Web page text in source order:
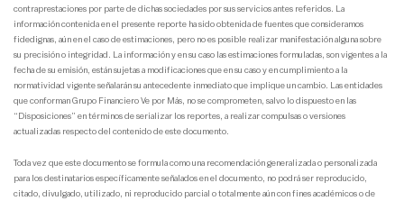
contraprestaciones por parte de dichas sociedades por sus servicios antes referidos. La
información contenida en el presente reporte ha sido obtenida de fuentes que consideramos
fidedignas, aún en el caso de estimaciones, pero no es posible realizar manifestación alguna sobre
su precisión o integridad. La información y en su caso las estimaciones formuladas, son vigentes a la
fecha de su emisión, están sujetas a modificaciones que en su caso y en cumplimiento a la
normatividad vigente señalarán su antecedente inmediato que implique un cambio. Las entidades
que conforman Grupo Financiero Ve por Más, no se comprometen, salvo lo dispuesto en las
“Disposiciones” en términos de serializar los reportes, a realizar compulsas o versiones
actualizadas respecto del contenido de este documento.
Toda vez que este documento se formula como una recomendación generalizada o personalizada
para los destinatarios específicamente señalados en el documento, no podrá ser reproducido,
citado, divulgado, utilizado, ni reproducido parcial o totalmente aún con fines académicos o de